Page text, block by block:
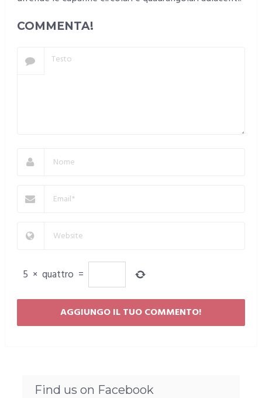
COMMENTA!
5 × quattro =
Find us on Facebook